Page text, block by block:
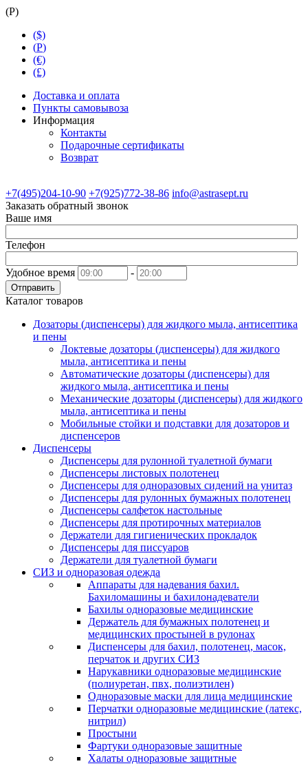
(Р)
($)
(Р)
(€)
(£)
Доставка и оплата
Пункты самовывоза
Информация
Контакты
Подарочные сертификаты
Возврат
+7(495)204-10-90 +7(925)772-38-86 info@astrasept.ru
Заказать обратный звонок
Ваше имя
Телефон
Удобное время -
Отправить
Каталог товаров
Дозаторы (диспенсеры) для жидкого мыла, антисептика
и пены
Локтевые дозаторы (диспенсеры) для жидкого
мыла, антисептика и пены
Автоматические дозаторы (диспенсеры) для
жидкого мыла, антисептика и пены
Механические дозаторы (диспенсеры) для жидкого
мыла, антисептика и пены
Мобильные стойки и подставки для дозаторов и
диспенсеров
Диспенсеры
Диспенсеры для рулонной туалетной бумаги
Диспенсеры листовых полотенец
Диспенсеры для одноразовых сидений на унитаз
Диспенсеры для рулонных бумажных полотенец
Диспенсеры салфеток настольные
Диспенсеры для протирочных материалов
Держатели для гигиенических прокладок
Диспенсеры для писсуаров
Держатели для туалетной бумаги
СИЗ и одноразовая одежда
Аппараты для надевания бахил.
Бахиломашины и бахилонадеватели
Бахилы одноразовые медицинские
Держатель для бумажных полотенец и
медицинских простыней в рулонах
Диспенсеры для бахил, полотенец, масок,
перчаток и других СИЗ
Нарукавники одноразовые медицинские
(полиуретан, пвх, полиэтилен)
Одноразовые маски для лица медицинские
Перчатки одноразовые медицинские (латекс,
нитрил)
Простыни
Фартуки одноразовые защитные
Халаты одноразовые защитные